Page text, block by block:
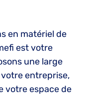
en matériel de
est votre
une large
entreprise,
votre espace de